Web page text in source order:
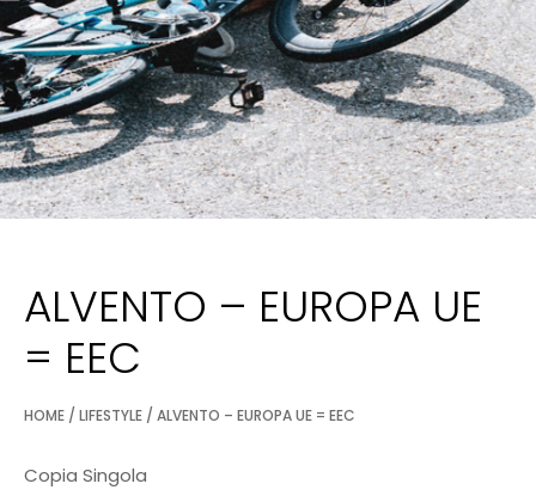
ALVENTO – EUROPA UE
= EEC
HOME / LIFESTYLE / ALVENTO – EUROPA UE = EEC
Copia Singola